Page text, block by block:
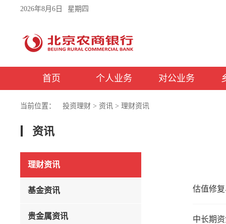
2026年8月6日 星期四
首页 个人业务 对公业务
当前位置： 投资理财 > 资讯 > 理财资讯
资讯
理财资讯
基金资讯
贵金属资讯
估值修
中长期